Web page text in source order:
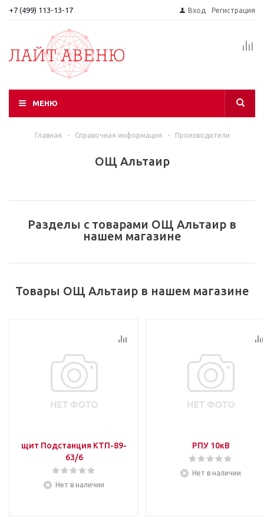
+7 (499) 113-13-17 Вход Регистрация
МЕНЮ
Главная - Справочная информация - Производители
ОЩ Альтаир
Разделы с товарами ОЩ Альтаир в
нашем магазине
Товары ОЩ Альтаир в нашем магазине
щит Подстанция КТП-89-
63/6
Нет в наличии
РПУ 10кВ
Нет в наличии